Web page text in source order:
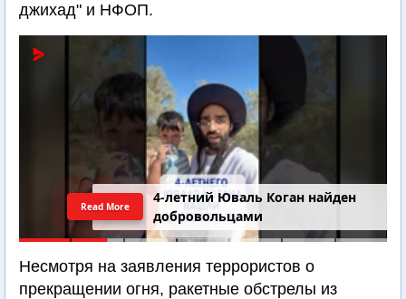
джихад" и НФОП.
4-летний Юваль Коган найден
добровольцами
Read More
Несмотря на заявления террористов о
прекращении огня, ракетные обстрелы из